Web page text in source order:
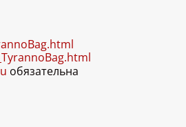
обязательна